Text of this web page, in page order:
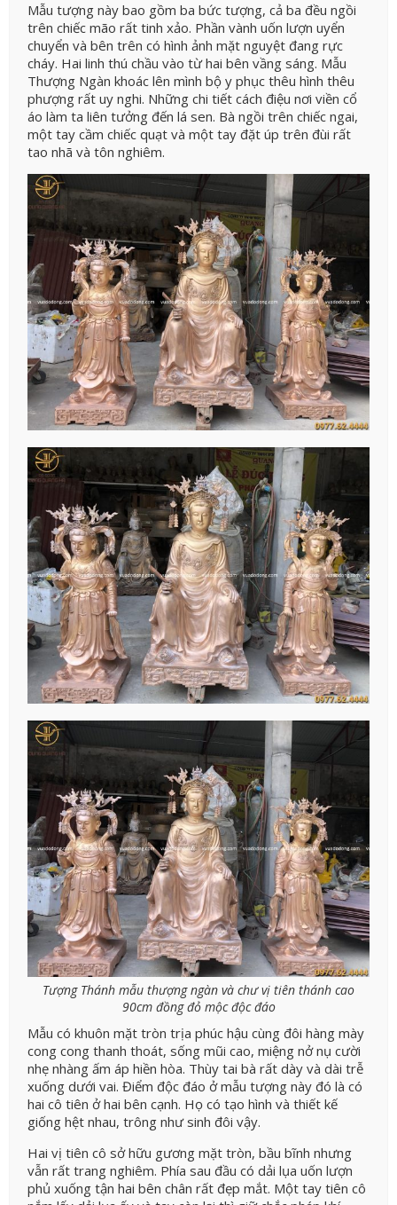
Mẫu tượng này bao gồm ba bức tượng, cả ba đều ngồi
trên chiếc mão rất tinh xảo. Phần vành uốn lượn uyển
chuyển và bên trên có hình ảnh mặt nguyệt đang rực
cháy. Hai linh thú chầu vào từ hai bên vầng sáng. Mẫu
Thượng Ngàn khoác lên mình bộ y phục thêu hình thêu
phượng rất uy nghi. Những chi tiết cách điệu nơi viền cổ
áo làm ta liên tưởng đến lá sen. Bà ngồi trên chiếc ngai,
một tay cầm chiếc quạt và một tay đặt úp trên đùi rất
tao nhã và tôn nghiêm.
Tượng Thánh mẫu thượng ngàn và chư vị tiên thánh cao
90cm đồng đỏ mộc độc đáo
Mẫu có khuôn mặt tròn trịa phúc hậu cùng đôi hàng mày
cong cong thanh thoát, sống mũi cao, miệng nở nụ cười
nhẹ nhàng ấm áp hiền hòa. Thùy tai bà rất dày và dài trễ
xuống dưới vai. Điểm độc đáo ở mẫu tượng này đó là có
hai cô tiên ở hai bên cạnh. Họ có tạo hình và thiết kế
giống hệt nhau, trông như sinh đôi vậy.
Hai vị tiên cô sở hữu gương mặt tròn, bầu bĩnh nhưng
vẫn rất trang nghiêm. Phía sau đầu có dải lụa uốn lượn
phủ xuống tận hai bên chân rất đẹp mắt. Một tay tiên cô